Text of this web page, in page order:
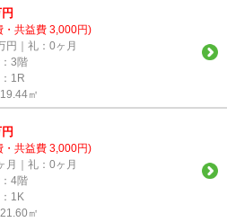
円
・共益費 3,000円)
円｜礼：0ヶ月
3階
1R
㎡
円
・共益費 3,000円)
月｜礼：0ヶ月
4階
1K
㎡